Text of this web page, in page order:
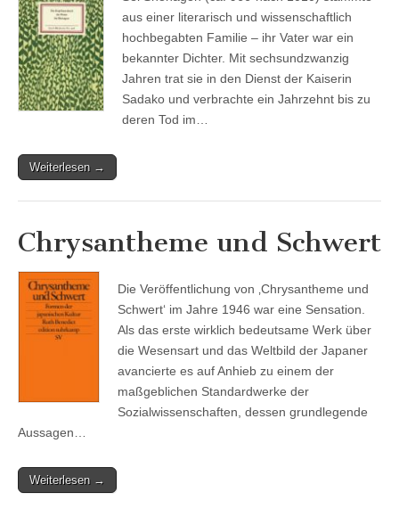
aus einer literarisch und wissenschaftlich
hochbegabten Familie – ihr Vater war ein
bekannter Dichter. Mit sechsundzwanzig
Jahren trat sie in den Dienst der Kaiserin
Sadako und verbrachte ein Jahrzehnt bis zu
deren Tod im…
Weiterlesen →
Chrysantheme und Schwert
Die Veröffentlichung von ‚Chrysantheme und
Schwert‘ im Jahre 1946 war eine Sensation.
Als das erste wirklich bedeutsame Werk über
die Wesensart und das Weltbild der Japaner
avancierte es auf Anhieb zu einem der
maßgeblichen Standardwerke der
Sozialwissenschaften, dessen grundlegende
Aussagen…
Weiterlesen →